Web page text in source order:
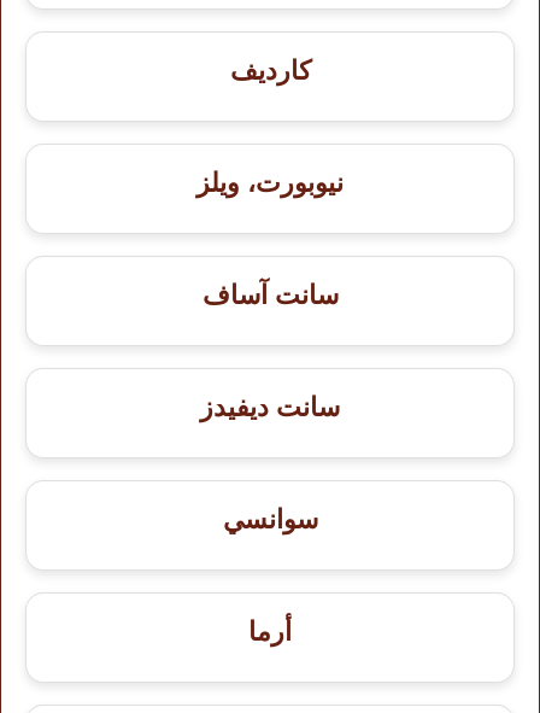
كارديف
نيوبورت، ويلز
سانت آساف
سانت ديفيدز
سوانسي
أرما